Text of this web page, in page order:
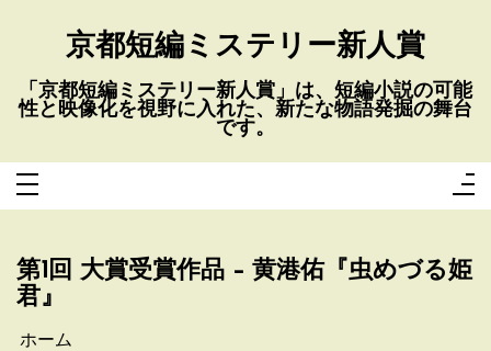
京都短編ミステリー新人賞
「京都短編ミステリー新人賞」は、短編小説の可能
性と映像化を視野に入れた、新たな物語発掘の舞台
です。
第1回 大賞受賞作品 – 黄港佑『虫めづる姫
君』
ホーム